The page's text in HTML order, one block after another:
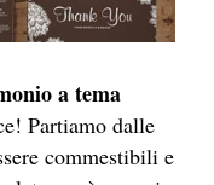
a tema
Partiamo dalle
commestibili e